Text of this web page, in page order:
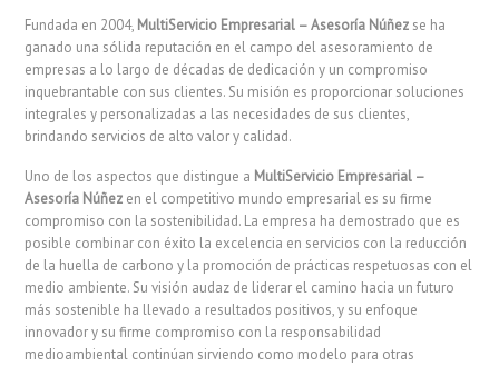
Fundada en 2004, MultiServicio Empresarial – Asesoría Núñez se ha
ganado una sólida reputación en el campo del asesoramiento de
empresas a lo largo de décadas de dedicación y un compromiso
inquebrantable con sus clientes. Su misión es proporcionar soluciones
integrales y personalizadas a las necesidades de sus clientes,
brindando servicios de alto valor y calidad.
Uno de los aspectos que distingue a MultiServicio Empresarial –
Asesoría Núñez en el competitivo mundo empresarial es su firme
compromiso con la sostenibilidad. La empresa ha demostrado que es
posible combinar con éxito la excelencia en servicios con la reducción
de la huella de carbono y la promoción de prácticas respetuosas con el
medio ambiente. Su visión audaz de liderar el camino hacia un futuro
más sostenible ha llevado a resultados positivos, y su enfoque
innovador y su firme compromiso con la responsabilidad
medioambiental continúan sirviendo como modelo para otras